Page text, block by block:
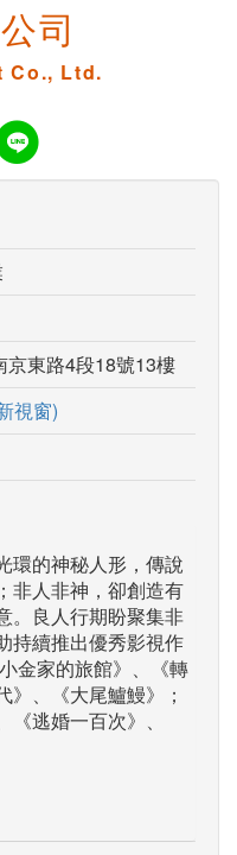
司
Co., Ltd.
京東路4段18號13樓
視窗)
環的神秘人形，傳說
非人非神，卻創造有
。良人行期盼聚集非
持續推出優秀影視作
金家的旅館》、《轉
、《大尾鱸鰻》；
逃婚一百次》、